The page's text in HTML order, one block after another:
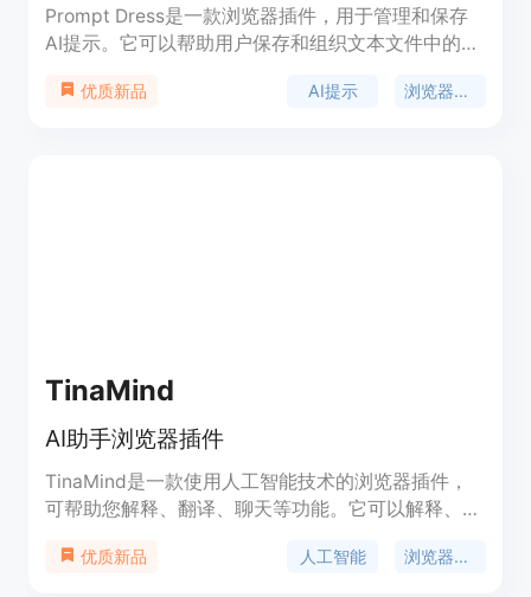
Prompt Dress是一款浏览器插件，用于管理和保存
AI提示。它可以帮助用户保存和组织文本文件中的AI
案、写作、开发等多个场景。Prompt Dress提供强
优质新品 AI提示 浏览器插件
TinaMind
AI助手浏览器插件
TinaMind是一款使用人工智能技术的浏览器插件，
可帮助您解释、翻译、聊天等功能。它可以解释、翻
对话和提供写作灵感。
优质新品 人工智能 浏览器插件